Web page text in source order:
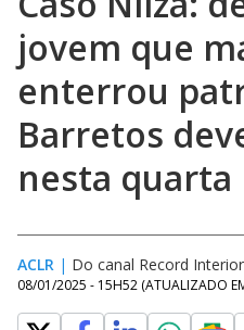
jovem que
enterrou
Barretos
nesta quarta
ACLR | Do canal Record
08/01/2025 - 15H52 (ATUALIZADO